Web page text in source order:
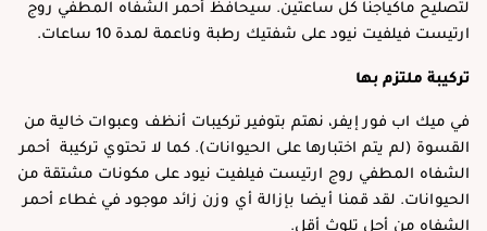
لتصليح ماكياجنا كل ساعتين. سيحافظ أحمر الشفاه المطفي روج
ارتيست فيلفيت نيود على شفتيك رطبة وناعمة لمدة 10 ساعات.
تركيبة ملتزم بها
في ميك اب فور إيفر، نهتم بتوفير تركيبات أنظف وعبوات خالية من
القسوة (لم يتم اختبارها على الحيوانات). كما لا تحتوي تركيبة أحمر
الشفاه المطفي روج ارتيست فيلفيت نيود على مكونات مشتقة من
الحيوانات. لقد قمنا أيضا بإزالة أي وزن زائد موجود في غطاء أحمر
الشفاه من أجل تلوث أقل.